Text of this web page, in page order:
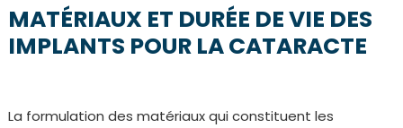
MATÉRIAUX ET DURÉE DE VIE DES
IMPLANTS POUR LA CATARACTE
La formulation des matériaux qui constituent les